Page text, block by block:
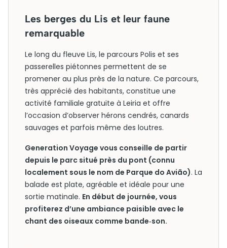
Les berges du Lis et leur faune
remarquable
Le long du fleuve Lis, le parcours Polis et ses
passerelles piétonnes permettent de se
promener au plus près de la nature. Ce parcours,
très apprécié des habitants, constitue une
activité familiale gratuite à Leiria et offre
l’occasion d’observer hérons cendrés, canards
sauvages et parfois même des loutres.
Generation Voyage vous conseille de partir
depuis le parc situé près du pont (connu
localement sous le nom de Parque do Avião). La
balade est plate, agréable et idéale pour une
sortie matinale. En début de journée, vous
profiterez d’une ambiance paisible avec le
chant des oiseaux comme bande‑son.